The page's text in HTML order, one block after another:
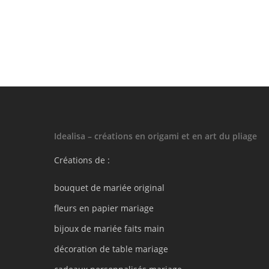
Idealisa – créations en origami et en art du pliage
Créations de :
bouquet de mariée original
fleurs en papier mariage
bijoux de mariée faits main
décoration de table mariage